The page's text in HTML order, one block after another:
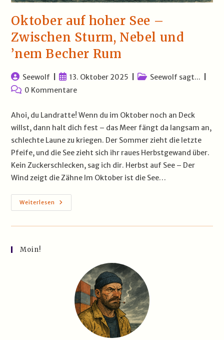
Oktober auf hoher See –
Zwischen Sturm, Nebel und
’nem Becher Rum
Beitrags-
Autor:
Seewolf
Beitrag
veröffentlicht:
13. Oktober 2025
Beitrags-
Seewolf sagt...
Beitrags-
0 Kommentare
Ahoi, du Landratte! Wenn du im Oktober noch an Deck
willst, dann halt dich fest – das Meer fängt da langsam an,
schlechte Laune zu kriegen. Der Sommer zieht die letzte
Pfeife, und die See zieht sich ihr raues Herbstgewand über.
Kein Zuckerschlecken, sag ich dir. Herbst auf See – Der
Wind zeigt die Zähne Im Oktober ist die See…
Weiterlesen Oktober
Auf
See
Moin!